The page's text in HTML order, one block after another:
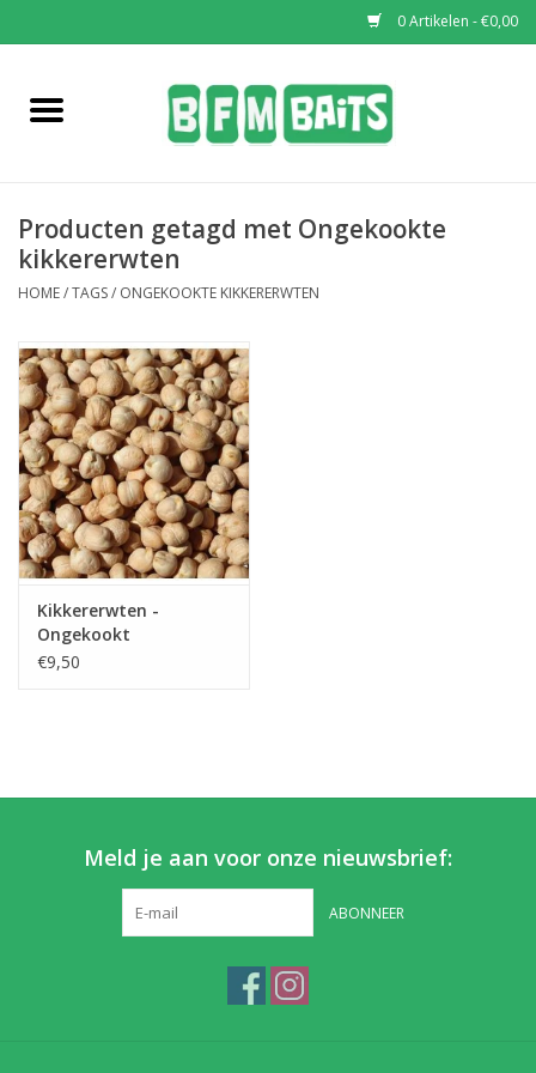
0 Artikelen - €0,00
Home
Pop-Ups
Soaks & Dips
Bucket Deals
Bulk Deals
Partikels & Pellets
Nieuws
Producten getagd met Ongekookte
kikkererwten
HOME/TAGS/ ONGEKOOKTE KIKKERERWTEN
Kikkererwten -
Ongekookt
€9,50
Meld je aan voor onze nieuwsbrief:
ABONNEER